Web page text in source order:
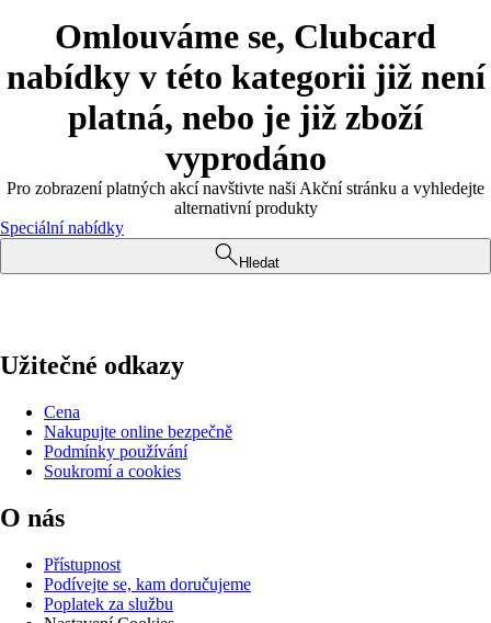
Omlouváme se, Clubcard
nabídky v této kategorii již není
platná, nebo je již zboží
vyprodáno
Pro zobrazení platných akcí navštivte naši Akční stránku a vyhledejte
alternativní produkty
Speciální nabídky
Hledat
Užitečné odkazy
Cena
Nakupujte online bezpečně
Podmínky používání
Soukromí a cookies
O nás
Přístupnost
Podívejte se, kam doručujeme
Poplatek za službu